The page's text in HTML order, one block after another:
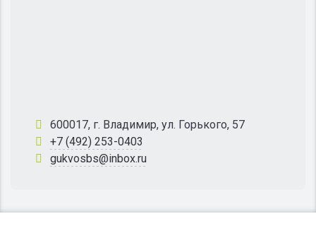
600017, г. Владимир, ул. Горького, 57
+7 (492) 253-0403
gukvosbs@inbox.ru